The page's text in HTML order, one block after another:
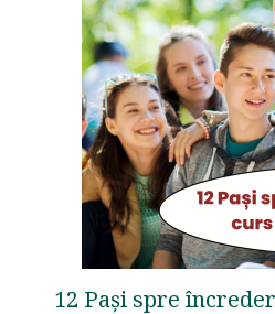
12 Pași spre